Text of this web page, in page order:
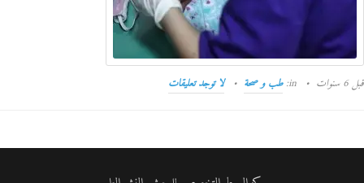
قبل 6 سنوات in: طب و صحة لا توجد تعليقات